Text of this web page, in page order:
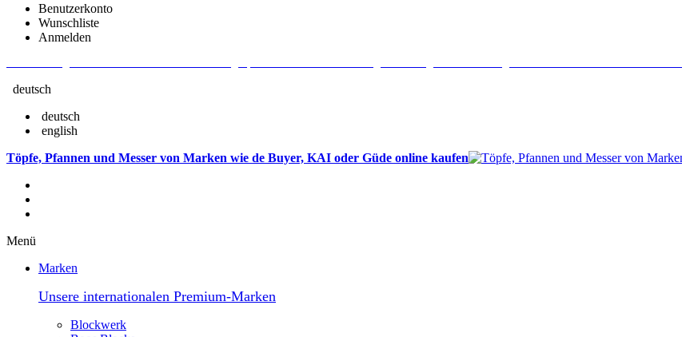
Benutzerkonto
Wunschliste
Anmelden
deutsch
deutsch
english
Töpfe, Pfannen und Messer von Marken wie de Buyer, KAI oder Güde online kaufen
Menü
Marken
Unsere internationalen Premium-Marken
Blockwerk